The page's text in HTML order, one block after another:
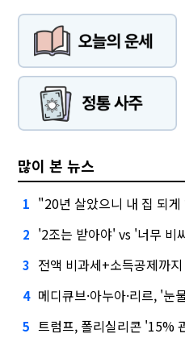
많이 본 뉴스
1 "20년 살았으니 내 집 되
2 '2조는 받아야' vs '너무
3 전액 비과세+소득공제까
4 메디큐브·아누아·리르, '눈
5 트럼프, 폴리실리콘 '15% 관